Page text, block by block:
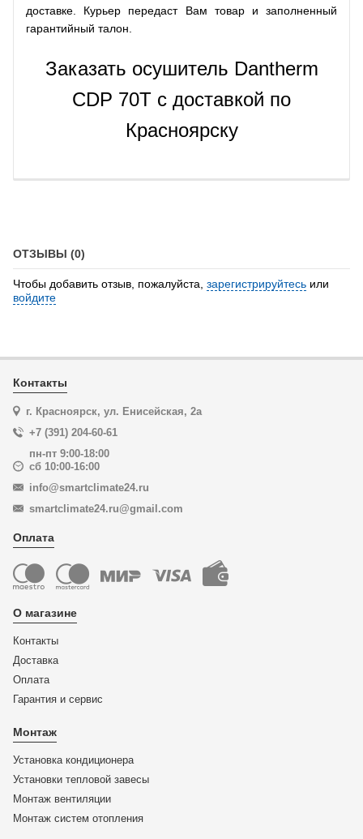
доставке. Курьер передаст Вам товар и заполненный
гарантийный талон.
Заказать осушитель Dantherm
CDP 70T с доставкой по
Красноярску
ОТЗЫВЫ (0)
Чтобы добавить отзыв, пожалуйста, зарегистрируйтесь или
войдите
Контакты
г. Красноярск, ул. Енисейская, 2а
+7 (391) 204-60-61
пн-пт 9:00-18:00
сб 10:00-16:00
info@smartclimate24.ru
smartclimate24.ru@gmail.com
Оплата
О магазине
Контакты
Доставка
Оплата
Гарантия и сервис
Монтаж
Установка кондиционера
Установки тепловой завесы
Монтаж вентиляции
Монтаж систем отопления